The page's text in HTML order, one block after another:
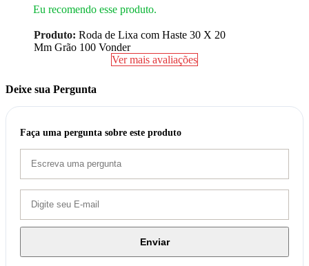
Eu recomendo esse produto.
Produto: Roda de Lixa com Haste 30 X 20
Mm Grão 100 Vonder
Ver mais avaliações
Deixe sua Pergunta
Faça uma pergunta sobre este produto
Enviar